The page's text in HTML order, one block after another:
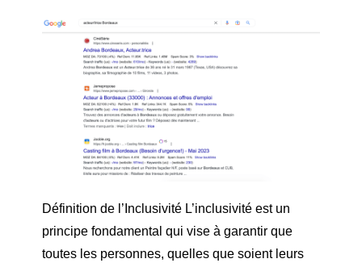
Définition de l’Inclusivité L’inclusivité est un
principe fondamental qui vise à garantir que
toutes les personnes, quelles que soient leurs